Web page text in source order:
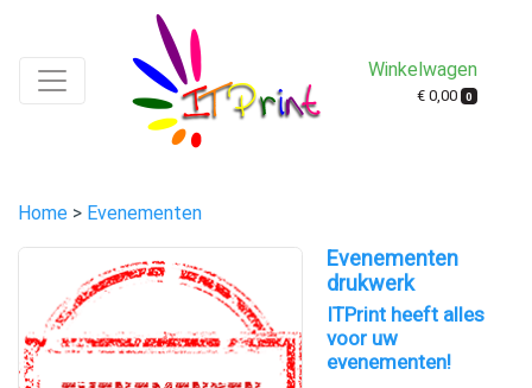
Winkelwagen
€ 0,00 0
Home > Evenementen
Evenementen
drukwerk
ITPrint heeft alles
voor uw
evenementen!